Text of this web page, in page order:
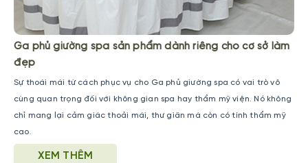
Ga phủ giường spa sản phẩm dành riêng cho cơ sở làm
đẹp
Sự thoái mái từ cách phục vụ cho Ga phủ giường spa có vai trò vô
cùng quan trọng đối với không gian spa hay thẩm mỹ viện. Nó không
chỉ mang lại cảm giác thoải mái, thư giãn mà còn có tính thẩm mỹ
cao.
XEM THÊM